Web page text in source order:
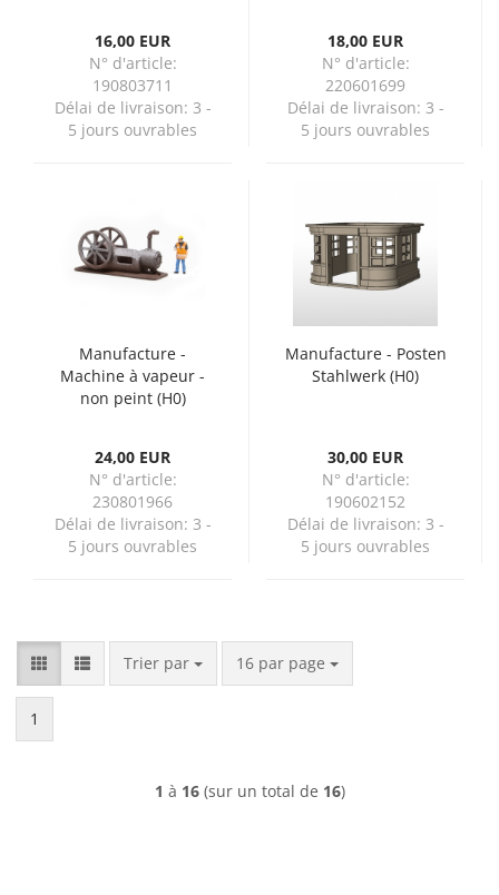
16,00 EUR
N° d'article:
190803711
Délai de livraison: 3 -
5 jours ouvrables
18,00 EUR
N° d'article:
220601699
Délai de livraison: 3 -
5 jours ouvrables
Manufacture -
Machine à vapeur -
non peint (H0)
24,00 EUR
N° d'article:
230801966
Délai de livraison: 3 -
5 jours ouvrables
Manufacture - Posten
Stahlwerk (H0)
30,00 EUR
N° d'article:
190602152
Délai de livraison: 3 -
5 jours ouvrables
Trier par
Trier par 16 par page
par page
1
1 à 16(sur un total de 16)